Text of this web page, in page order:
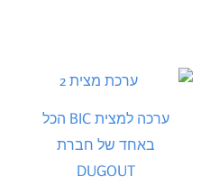
ערכה למצית BIC הכל
באחד של חברת
DUGOUT